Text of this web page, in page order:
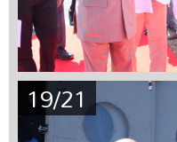
19/21